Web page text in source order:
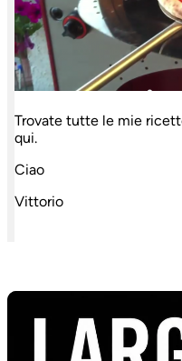
Trovate tutte le mie
qui.
Ciao
Vittorio